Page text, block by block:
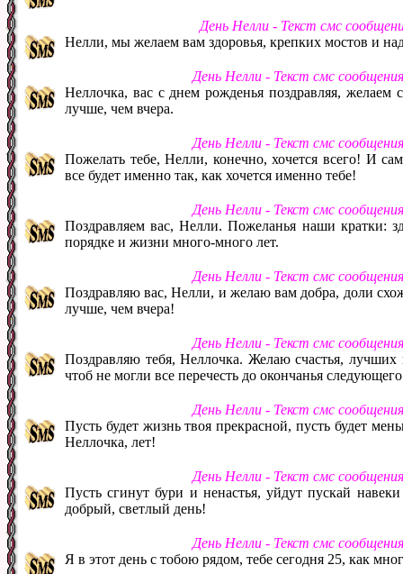
День Нелли - Текст смс
Нелли, мы желаем вам здоровья, крепких мостов и
День Нелли - Текст смс
Неллочка, вас с днем рожденья поздравляя, желаем
лучше, чем вчера.
День Нелли - Текст смс
Пожелать тебе, Нелли, конечно, хочется всего! И
все будет именно так, как хочется именно тебе!
День Нелли - Текст смс
Поздравляем вас, Нелли. Пожеланья наши кратки:
порядке и жизни много-много лет.
День Нелли - Текст смс
Поздравляю вас, Нелли, и желаю вам добра, доли
лучше, чем вчера!
День Нелли - Текст смс
Поздравляю тебя, Неллочка. Желаю счастья,
чтоб не могли все перечесть до окончанья
День Нелли - Текст смс
Пусть будет жизнь твоя прекрасной, пусть будет
Неллочка, лет!
День Нелли - Текст смс
Пусть сгинут бури и ненастья, уйдут пускай
добрый, светлый день!
День Нелли - Текст смс
Я в этот день с тобою рядом, тебе сегодня 25, как